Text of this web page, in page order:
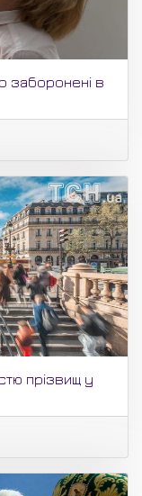
заборонені в
прізвищ у